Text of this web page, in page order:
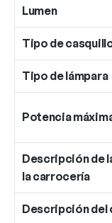
Lumen
Tipo de
Tipo de lámpara
Potencia
Descripción de
la carrocería
Descripción del